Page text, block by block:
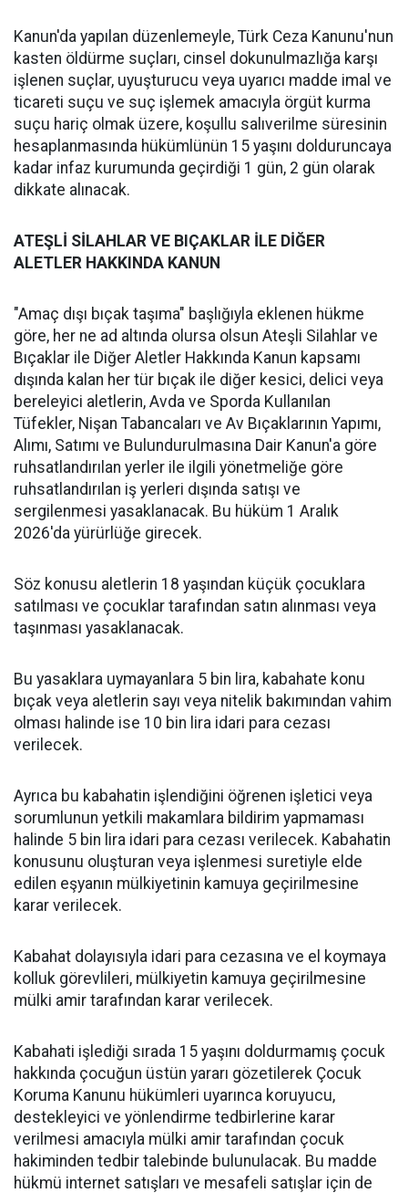
Kanun'da yapılan düzenlemeyle, Türk Ceza Kanunu'nun
kasten öldürme suçları, cinsel dokunulmazlığa karşı
işlenen suçlar, uyuşturucu veya uyarıcı madde imal ve
ticareti suçu ve suç işlemek amacıyla örgüt kurma
suçu hariç olmak üzere, koşullu salıverilme süresinin
hesaplanmasında hükümlünün 15 yaşını dolduruncaya
kadar infaz kurumunda geçirdiği 1 gün, 2 gün olarak
dikkate alınacak.
ATEŞLİ SİLAHLAR VE BIÇAKLAR İLE DİĞER
ALETLER HAKKINDA KANUN
"Amaç dışı bıçak taşıma" başlığıyla eklenen hükme
göre, her ne ad altında olursa olsun Ateşli Silahlar ve
Bıçaklar ile Diğer Aletler Hakkında Kanun kapsamı
dışında kalan her tür bıçak ile diğer kesici, delici veya
bereleyici aletlerin, Avda ve Sporda Kullanılan
Tüfekler, Nişan Tabancaları ve Av Bıçaklarının Yapımı,
Alımı, Satımı ve Bulundurulmasına Dair Kanun'a göre
ruhsatlandırılan yerler ile ilgili yönetmeliğe göre
ruhsatlandırılan iş yerleri dışında satışı ve
sergilenmesi yasaklanacak. Bu hüküm 1 Aralık
2026'da yürürlüğe girecek.
Söz konusu aletlerin 18 yaşından küçük çocuklara
satılması ve çocuklar tarafından satın alınması veya
taşınması yasaklanacak.
Bu yasaklara uymayanlara 5 bin lira, kabahate konu
bıçak veya aletlerin sayı veya nitelik bakımından vahim
olması halinde ise 10 bin lira idari para cezası
verilecek.
Ayrıca bu kabahatin işlendiğini öğrenen işletici veya
sorumlunun yetkili makamlara bildirim yapmaması
halinde 5 bin lira idari para cezası verilecek. Kabahatin
konusunu oluşturan veya işlenmesi suretiyle elde
edilen eşyanın mülkiyetinin kamuya geçirilmesine
karar verilecek.
Kabahat dolayısıyla idari para cezasına ve el koymaya
kolluk görevlileri, mülkiyetin kamuya geçirilmesine
mülki amir tarafından karar verilecek.
Kabahati işlediği sırada 15 yaşını doldurmamış çocuk
hakkında çocuğun üstün yararı gözetilerek Çocuk
Koruma Kanunu hükümleri uyarınca koruyucu,
destekleyici ve yönlendirme tedbirlerine karar
verilmesi amacıyla mülki amir tarafından çocuk
hakiminden tedbir talebinde bulunulacak. Bu madde
hükmü internet satışları ve mesafeli satışlar için de